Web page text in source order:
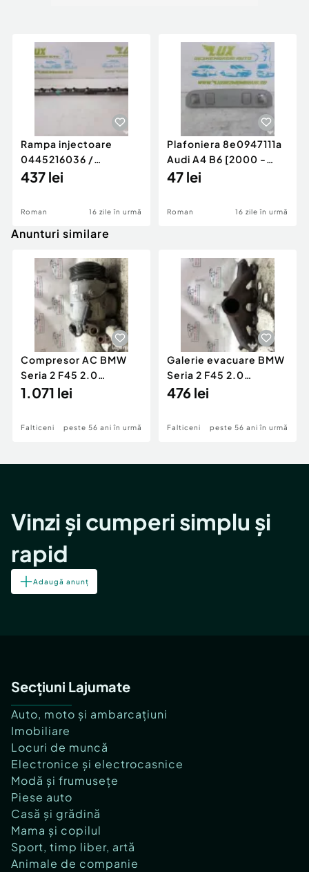
Rampa injectoare
0445216036 /
780542302 3.0 d 313
437 lei
Roman 16 zile în urmă
Plafoniera 8e0947111a
Audi A4 B6 [2000 -
2005]
47 lei
Roman 16 zile în urmă
Anunturi similare
Compresor AC BMW
Seria 2 F45 2.0
Motorina 2016
1.071 lei
Falticeni peste 56 ani în urmă
Galerie evacuare BMW
Seria 2 F45 2.0
Motorina 2016
476 lei
Falticeni peste 56 ani în urmă
Vinzi și cumperi simplu și
rapid
Adaugă anunț
Secțiuni Lajumate
Auto, moto și ambarcațiuni
Imobiliare
Locuri de muncă
Electronice și electrocasnice
Modă și frumusețe
Piese auto
Casă și grădină
Mama și copilul
Sport, timp liber, artă
Animale de companie